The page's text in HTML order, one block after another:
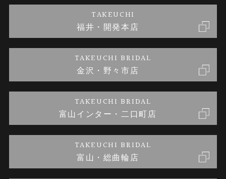
婚約ネックレス
金・プラチナのお取引
ブランドリスト
金澤指輪工房｜手作りペアリング
金澤指輪工房｜手作り結婚指輪 and 婚約指輪
金澤指輪工房｜手作り婚約指輪プロポーズプラン
お客様の声
プライバシーポリシー
TAKEUCHI
福井・開発本店
TAKEUCHI BRIDAL
金沢・野々市店
TAKEUCHI BRIDAL
富山インター・二口町店
TAKEUCHI BRIDAL
富山・総曲輪店